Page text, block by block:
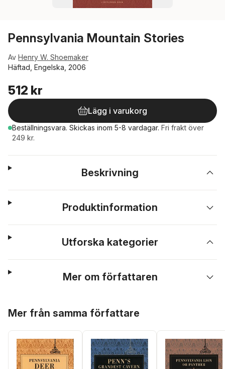
Pennsylvania Mountain Stories
Av Henry W. Shoemaker
Häftad, Engelska, 2006
512 kr
Lägg i varukorg
Beställningsvara. Skickas inom 5-8 vardagar. Fri frakt över
249 kr.
Beskrivning
Produktinformation
Utforska kategorier
Mer om författaren
Mer från samma författare